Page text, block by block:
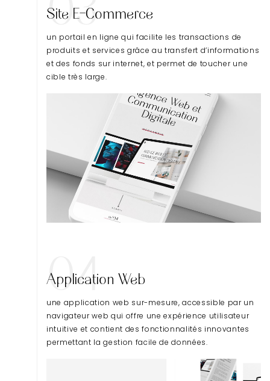
Site E-Commerce
un portail en ligne qui facilite les transactions de
produits et services grâce au transfert d’informations
et des fonds sur internet, et permet de toucher une
cible très large.
04
Application Web
une application web sur-mesure, accessible par un
navigateur web qui offre une expérience utilisateur
intuitive et contient des fonctionnalités innovantes
permettant la gestion facile de données.